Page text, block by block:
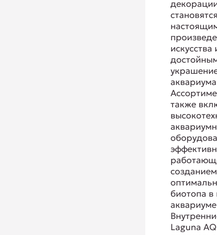
искусства
также
созданием
биотопа
Laguna